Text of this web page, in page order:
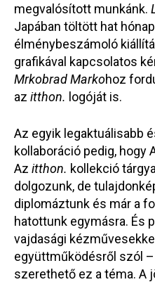
megvalósított munkánk.
Japában töltött hat
élménybeszámoló
grafikával kapcsolatos
Mrkobrad Markohoz
az itthon. logóját is.
Az egyik legaktuálisabb
kollaboráció pedig, hogy
Az itthon. kollekció
dolgozunk, de
diplomáztunk és már a
hatottunk egymásra. És
vajdasági
együttműködésről szól
szerethető ez a téma. A